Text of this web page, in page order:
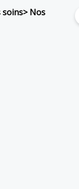
soins>Nos